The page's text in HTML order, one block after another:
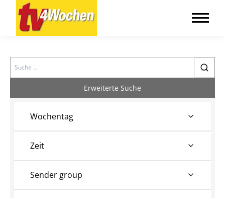
Search
Erweiterte Suche
Wochentag
Zeit
Sender group